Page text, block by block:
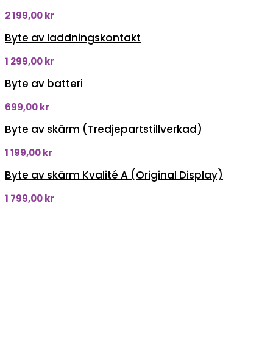
2 199,00kr
Byte av laddningskontakt
1 299,00kr
Byte av batteri
699,00kr
Byte av skärm (Tredjepartstillverkad)
1 199,00kr
Byte av skärm Kvalité A (Original Display)
1 799,00kr